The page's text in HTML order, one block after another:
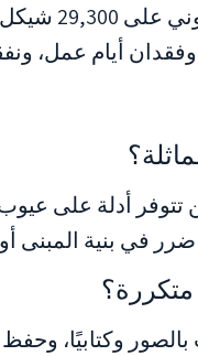
شيكل،
أيام عمل،
تتوفر أدلة على
في بنية المبنى
وكتابيًا،